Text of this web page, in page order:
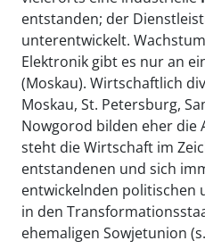
entstanden; der
unterentwickelt.
Elektronik gibt es nur an
(Moskau). Wirtschaftlich
Moskau, St. Petersburg,
Nowgorod bilden eher die
steht die Wirtschaft im
entstandenen und sich
entwickelnden politischen
in den
ehemaligen Sowjetunion (s.